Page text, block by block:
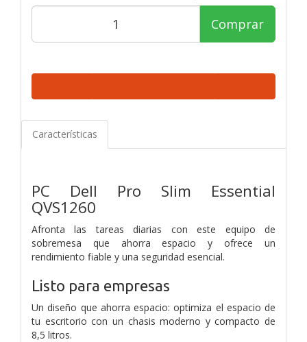
Comprar
Características
PC Dell Pro Slim Essential
QVS1260
Afronta las tareas diarias con este equipo de
sobremesa que ahorra espacio y ofrece un
rendimiento fiable y una seguridad esencial.
Listo para empresas
Un diseño que ahorra espacio: optimiza el espacio de
tu escritorio con un chasis moderno y compacto de
8,5 litros.